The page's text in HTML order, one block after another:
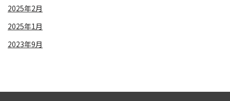
2025年2月
2025年1月
2023年9月